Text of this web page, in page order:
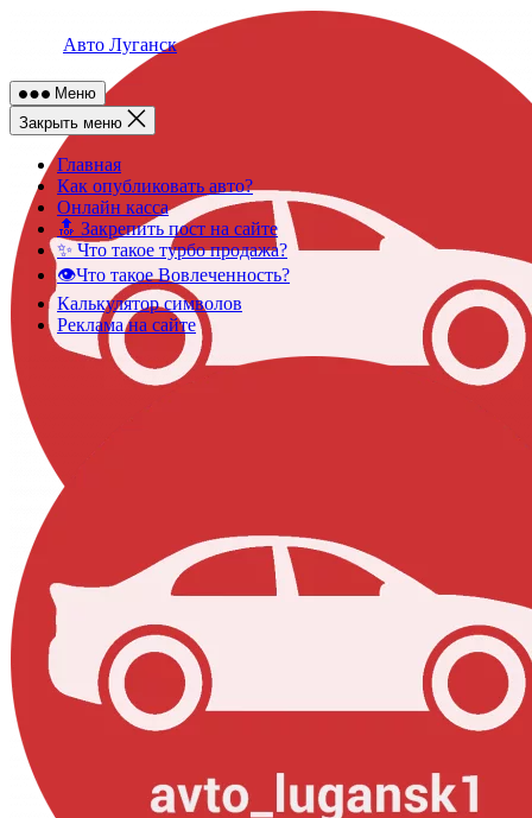
Авто Луганск
Меню
Закрыть меню
Главная
Как опубликовать авто?
Онлайн касса
🔝 Закрепить пост на сайте
✨ Что такое турбо продажа?
👁️Что такое Вовлеченность?
Калькулятор символов
Реклама на сайте